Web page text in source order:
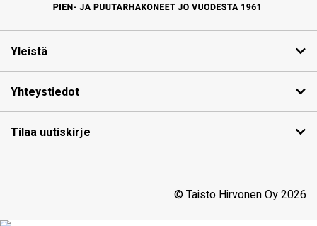
Yleistä
Yhteystiedot
Tilaa uutiskirje
© Taisto Hirvonen Oy 2026